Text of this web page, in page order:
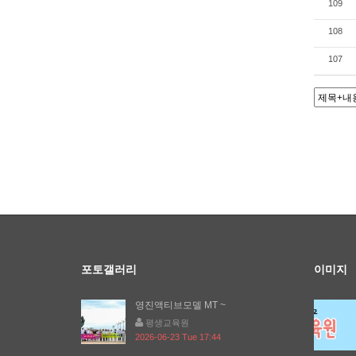
109
108
107
포토갤러리
영진액티브모델 MT ~
평생교육원
2026-06-23 Tue 17:44
이미지